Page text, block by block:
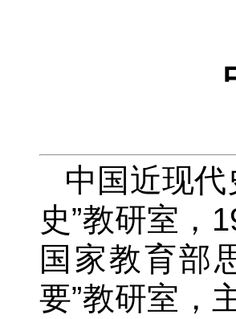
中国近现
史”教研室，
国家教育部
要”教研室，